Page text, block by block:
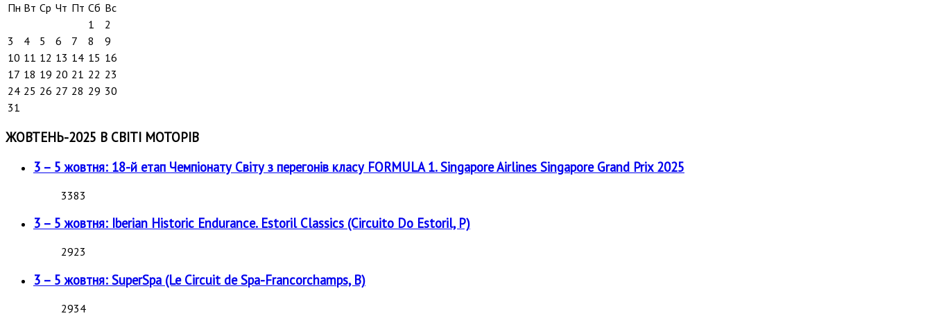
Пн Вт Ср Чт Пт Сб Вс
1
2
3
4 5 6 7 8
9
10 11 12 13 14 15 16
17 18 19 20 21 22 23
24 25 26 27 28 29 30
31
ЖОВТЕНЬ-2025 В СВІТІ МОТОРІВ
3 – 5 жовтня: 18-й етап Чемпіонату Світу з перегонів класу FORMULA 1. Singapore Airlines Singapore Grand Prix 2025
3383
3 – 5 жовтня: Iberian Historic Endurance. Estoril Classics (Circuito Do Estoril, P)
2923
3 – 5 жовтня: SuperSpa (Le Circuit de Spa-Francorchamps, B)
2934